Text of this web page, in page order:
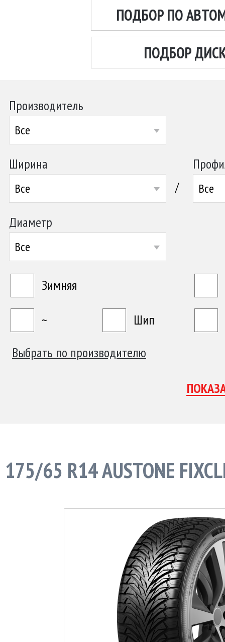
ПОДБОР ПО
ПОДБОР
Производитель
Все
Ширина
Все / Все
Диаметр
Все
Зимняя
~
Шип
Выбрать по производителю
175/65 R14 AUSTONE